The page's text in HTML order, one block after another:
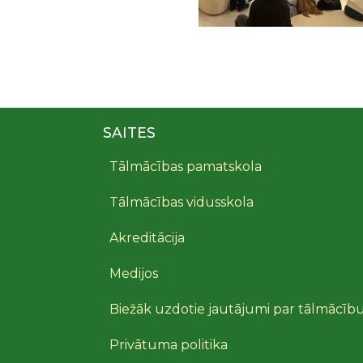
SAITES
Tālmācības pamatskola
Tālmācības vidusskola
Akreditācija
Medijos
Biežāk uzdotie jautājumi par
Privātuma politika